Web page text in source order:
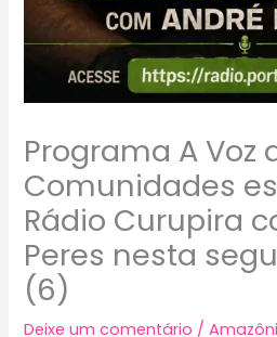
Programa A Voz
Comunidades
Rádio Curupira
Peres nesta
(6)
Deixe um comentário /